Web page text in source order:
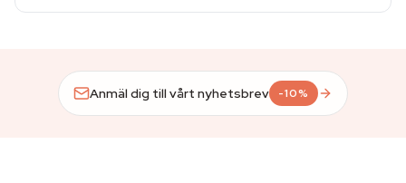
Anmäl dig till vårt nyhetsbrev -10%